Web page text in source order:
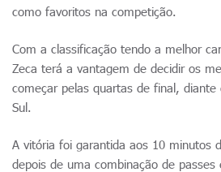
como favoritos na competição.
Com a classificação tendo a melhor
Zeca terá a vantagem de decidir os
começar pelas quartas de final,
Sul.
A vitória foi garantida aos 10 minutos
depois de uma combinação de passes